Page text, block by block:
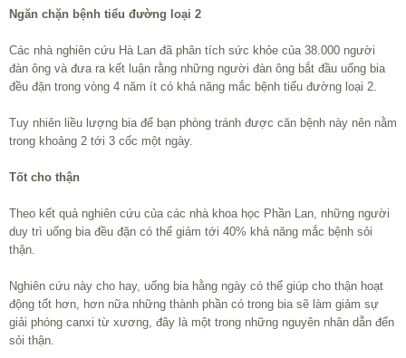
Ngăn chặn bệnh tiểu đường loại 2
Các nhà nghiên cứu Hà Lan đã phân tích sức khỏe của 38.000 người
đàn ông và đưa ra kết luận rằng những người đàn ông bắt đầu uống bia
đều đặn trong vòng 4 năm ít có khả năng mắc bệnh tiểu đường loại 2.
Tuy nhiên liều lượng bia để bạn phòng tránh được căn bệnh này nên nằm
trong khoảng 2 tới 3 cốc một ngày.
Tốt cho thận
Theo kết quả nghiên cứu của các nhà khoa học Phần Lan, những người
duy trì uống bia đều đặn có thể giảm tới 40% khả năng mắc bệnh sỏi
thận.
Nghiên cứu này cho hay, uống bia hằng ngày có thể giúp cho thận hoạt
động tốt hơn, hơn nữa những thành phần có trong bia sẽ làm giảm sự
giải phóng canxi từ xương, đây là một trong những nguyên nhân dẫn đến
sỏi thận.